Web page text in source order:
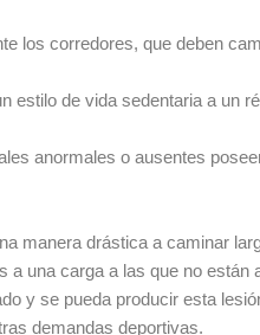
los corredores, que deben
estilo de vida sedentaria a un
anormales o ausentes
manera drástica a caminar
una carga a las que no están
y se pueda producir esta
demandas deportivas.